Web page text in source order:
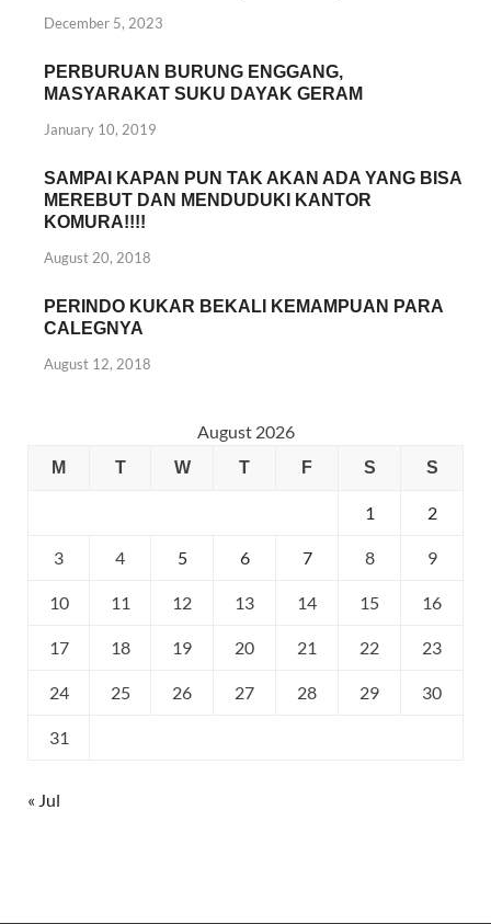
December 5, 2023
PERBURUAN BURUNG ENGGANG,
MASYARAKAT SUKU DAYAK GERAM
January 10, 2019
SAMPAI KAPAN PUN TAK AKAN ADA YANG BISA
MEREBUT DAN MENDUDUKI KANTOR
KOMURA!!!!
August 20, 2018
PERINDO KUKAR BEKALI KEMAMPUAN PARA
CALEGNYA
August 12, 2018
August 2026
M T W T F S S
1 2
3 4 5 6 7 8 9
10 11 12 13 14 15 16
17 18 19 20 21 22 23
24 25 26 27 28 29 30
31
« Jul